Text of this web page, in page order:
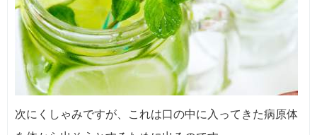
次にくしゃみですが、これは口の中に入ってきた病原体